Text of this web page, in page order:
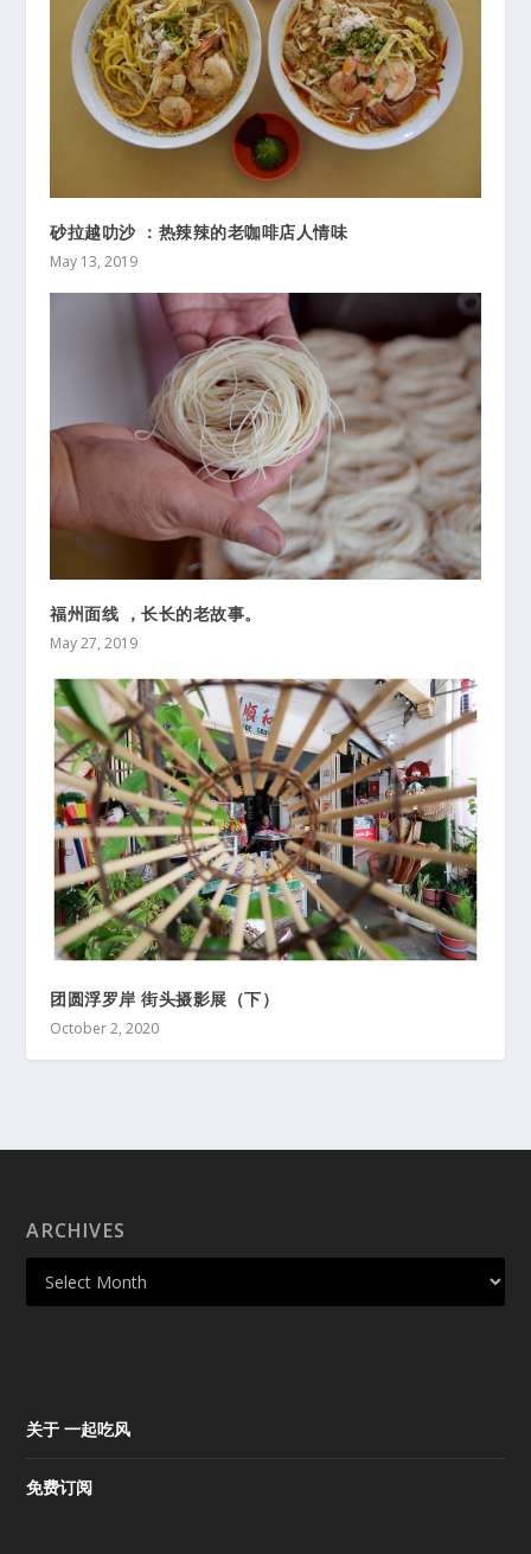
砂拉越叻沙 ：热辣辣的老咖啡店人情味
May 13, 2019
福州面线 ，长长的老故事。
May 27, 2019
团圆浮罗岸 街头摄影展（下）
October 2, 2020
ARCHIVES
关于 一起吃风
免费订阅